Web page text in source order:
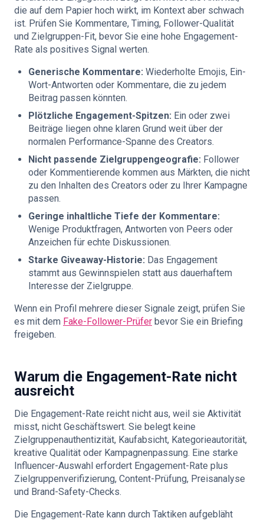
die auf dem Papier hoch wirkt, im Kontext aber schwach
ist. Prüfen Sie Kommentare, Timing, Follower-Qualität
und Zielgruppen-Fit, bevor Sie eine hohe Engagement-
Rate als positives Signal werten.
Generische Kommentare: Wiederholte Emojis, Ein-
Wort-Antworten oder Kommentare, die zu jedem
Beitrag passen könnten.
Plötzliche Engagement-Spitzen: Ein oder zwei
Beiträge liegen ohne klaren Grund weit über der
normalen Performance-Spanne des Creators.
Nicht passende Zielgruppengeografie: Follower
oder Kommentierende kommen aus Märkten, die nicht
zu den Inhalten des Creators oder zu Ihrer Kampagne
passen.
Geringe inhaltliche Tiefe der Kommentare:
Wenige Produktfragen, Antworten von Peers oder
Anzeichen für echte Diskussionen.
Starke Giveaway-Historie: Das Engagement
stammt aus Gewinnspielen statt aus dauerhaftem
Interesse der Zielgruppe.
Wenn ein Profil mehrere dieser Signale zeigt, prüfen Sie
es mit dem Fake-Follower-Prüfer bevor Sie ein Briefing
freigeben.
Warum die Engagement-Rate nicht
ausreicht
Die Engagement-Rate reicht nicht aus, weil sie Aktivität
misst, nicht Geschäftswert. Sie belegt keine
Zielgruppenauthentizität, Kaufabsicht, Kategorieautorität,
kreative Qualität oder Kampagnenpassung. Eine starke
Influencer-Auswahl erfordert Engagement-Rate plus
Zielgruppenverifizierung, Content-Prüfung, Preisanalyse
und Brand-Safety-Checks.
Die Engagement-Rate kann durch Taktiken aufgebläht